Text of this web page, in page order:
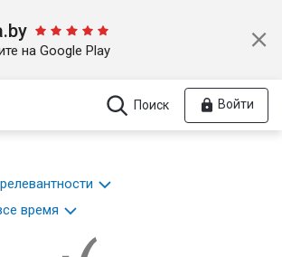
на Google Play
Поиск Войти
время